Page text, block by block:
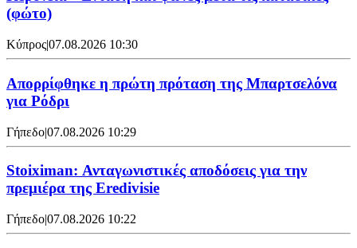
(φώτο)
Κύπρος|07.08.2026 10:30
Απορρίφθηκε η πρώτη πρόταση της Μπαρτσελόνα
για Ρόδρι
Γήπεδο|07.08.2026 10:29
Stoiximan: Ανταγωνιστικές αποδόσεις για την
πρεμιέρα της Eredivisie
Γήπεδο|07.08.2026 10:22